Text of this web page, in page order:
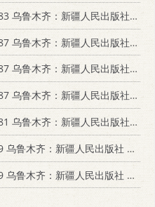
乌鲁木齐：新疆人民出版社 11098·46
乌鲁木齐：新疆人民出版社 11098·97
乌鲁木齐：新疆人民出版社 7228000323
乌鲁木齐：新疆人民出版社 11098·96
乌鲁木齐：新疆人民出版社 11098·28
鲁木齐：新疆人民出版社 11098·8
鲁木齐：新疆人民出版社 11098·3